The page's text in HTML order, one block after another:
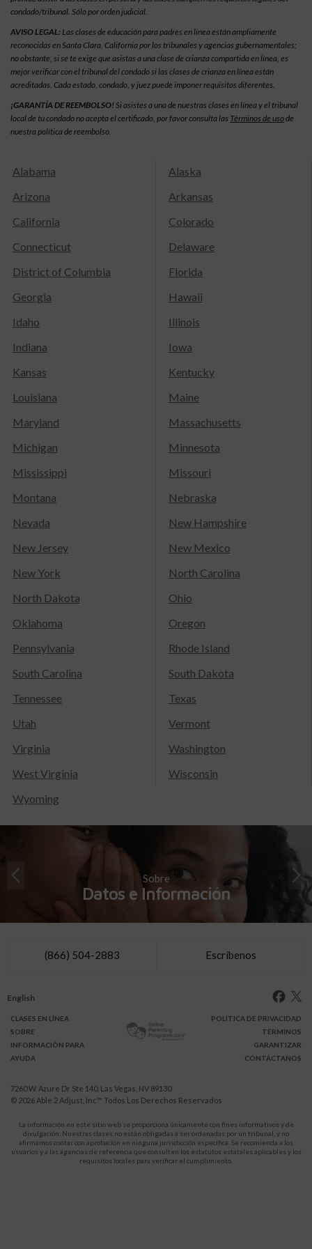
condado/tribunal. Sólo por orden judicial.
AVISO LEGAL:Las clases de educación para padres en línea están ampliamente
reconocidas en Santa Clara, California por los tribunales y agencias gubernamentales;
no obstante, si se te exige que asistas a una clase de crianza compartida en línea, es
mejor verificar con el tribunal del condado si las clases de crianza en línea están
acreditadas. Cada estado, condado, y juez puede imponer requisitos diferentes.
¡GARANTÍA DE REEMBOLSO! Si asistes a una de nuestras clases en línea y el tribunal
local de tu condado no acepta el certificado, por favor consulta las Términos de usode
nuestra política de reembolso.
Alabama
Alaska
Arizona
Arkansas
California
Colorado
Connecticut
Delaware
District of Columbia
Florida
Georgia
Hawaii
Idaho
Illinois
Indiana
Iowa
Kansas
Kentucky
Louisiana
Maine
Maryland
Massachusetts
Michigan
Minnesota
Mississippi
Missouri
Montana
Nebraska
Nevada
New Hampshire
New Jersey
New Mexico
New York
North Carolina
North Dakota
Ohio
Oklahoma
Oregon
Pennsylvania
Rhode Island
South Carolina
South Dakota
Tennessee
Texas
Utah
Vermont
Virginia
Washington
West Virginia
Wisconsin
Wyoming
Sobre
Datos e Información
(866) 504-2883 Escríbenos
English
CLASES EN LÍNEA
SOBRE
INFORMACIÓN PARA
AYUDA
POLÍTICA DE PRIVACIDAD
TÉRMINOS
GARANTIZAR
CONTÁCTANOS
7260 W. Azure Dr Ste 140, Las Vegas, NV 89130
© 2026 Able 2 Adjust, Inc™ Todos Los Derechos Reservados
La información en este sitio web se proporciona únicamente con fines informativos y de
divulgación. Nuestras clases no están obligadas a ser ordenadas por un tribunal, y no
afirmamos contar con aprobación en ninguna jurisdicción específica. Se recomienda a los
usuarios y a las agencias de referencia que consulten los estatutos estatales aplicables y los
requisitos locales para verificar el cumplimiento.